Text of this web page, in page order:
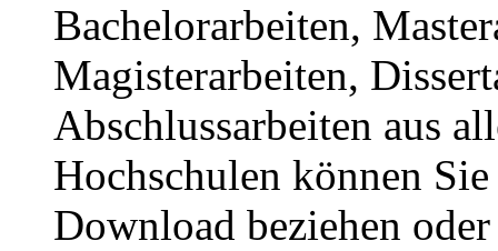
Bachelorarbeiten,
Magisterarbeiten,
Abschlussarbeiten aus
Hochschulen können
Download beziehen